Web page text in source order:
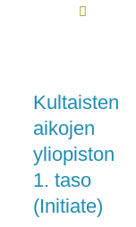
Kultaisten
aikojen
yliopiston
1. taso
(Initiate)